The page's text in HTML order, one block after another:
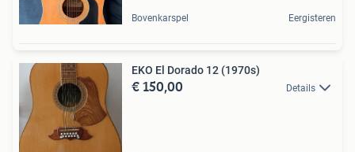
Bovenkarspel Eergisteren
EKO El Dorado 12 (1970s)
€ 150,00 Details